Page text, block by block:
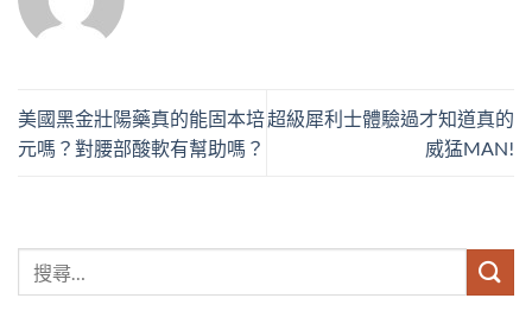
美國黑金壯陽藥真的能固本培
元嗎？對腰部酸軟有幫助嗎？
超級犀利士體驗過才知道真的
威猛MAN!